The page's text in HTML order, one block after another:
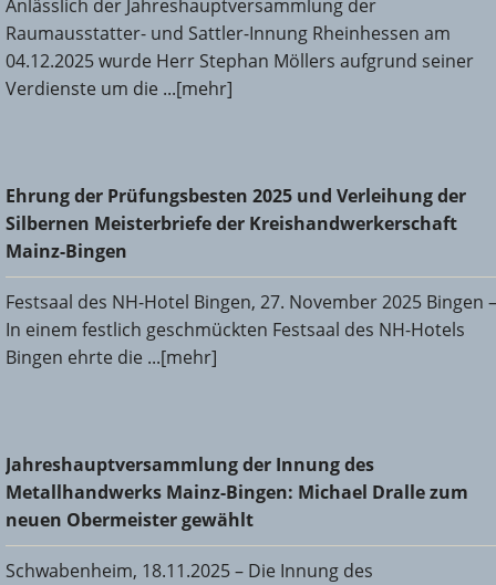
Anlässlich der Jahreshauptversammlung der
Raumausstatter- und Sattler-Innung Rheinhessen am
04.12.2025 wurde Herr Stephan Möllers aufgrund seiner
Verdienste um die ...[mehr]
Ehrung der Prüfungsbesten 2025 und Verleihung der
Silbernen Meisterbriefe der Kreishandwerkerschaft Mainz-
Bingen
Ehrung der Prüfungsbesten 2025 und Verleihung der
Silbernen Meisterbriefe der Kreishandwerkerschaft
Mainz-Bingen
Festsaal des NH-Hotel Bingen, 27. November 2025 Bingen –
In einem festlich geschmückten Festsaal des NH-Hotels
Bingen ehrte die ...[mehr]
Jahreshauptversammlung der Innung des
Metallhandwerks Mainz-Bingen: Michael Dralle zum neuen
Obermeister gewählt
Jahreshauptversammlung der Innung des
Metallhandwerks Mainz-Bingen: Michael Dralle zum
neuen Obermeister gewählt
Schwabenheim, 18.11.2025 – Die Innung des